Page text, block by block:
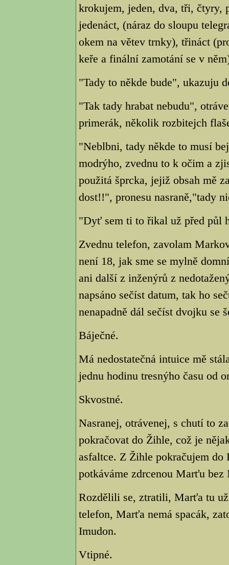
krokujem, jeden, dva, tři, čtyry,
jedenáct, (náraz do sloupu
okem na větev trnky), třináct
keře a finální zamotání se v
"Tady to někde bude", ukazuju
"Tak tady hrabat nebudu",
primerák, několik rozbitejch
"Neblbni, tady někde to musí
modrýho, zvednu to k očim a
použitá šprcka, jejiž obsah mě
dost!!", pronesu nasraně,"tady
"Dyť sem ti to řikal už před půl
Zvednu telefon, zavolam
není 18, jak sme se mylně
ani další z inženýrů z
napsáno sečíst datum, tak ho
nenapadně dál sečíst dvojku se
Báječné.
Má nedostatečná intuice mě
jednu hodinu tresnýho času od
Skvostné.
Nasranej, otrávenej, s chutí to
pokračovat do Žihle, což je
asfaltce. Z Žihle pokračujem
potkáváme zdrcenou Marťu
Rozdělili se, ztratili, Marťa tu
telefon, Marťa nemá spacák,
Imudon.
Vtipné.